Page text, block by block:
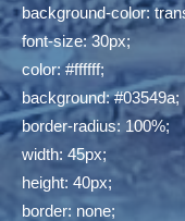
background-color:
font-size: 30px;
color: #ffffff;
background: #03549a;
border-radius: 100%;
width: 45px;
height: 40px;
border: none;